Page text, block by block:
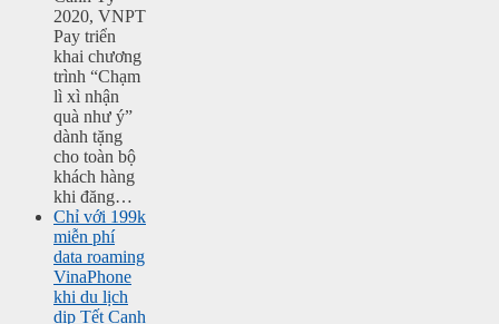
2020, VNPT
Pay triển
khai chương
trình “Chạm
lì xì nhận
quà như ý”
dành tặng
cho toàn bộ
khách hàng
khi đăng…
Chỉ với 199k
miễn phí
data roaming
VinaPhone
khi du lịch
dịp Tết Canh